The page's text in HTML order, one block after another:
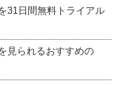
31日間無料トライアル
見られるおすすめの